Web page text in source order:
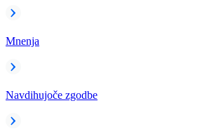
Mnenja
Navdihujoče zgodbe